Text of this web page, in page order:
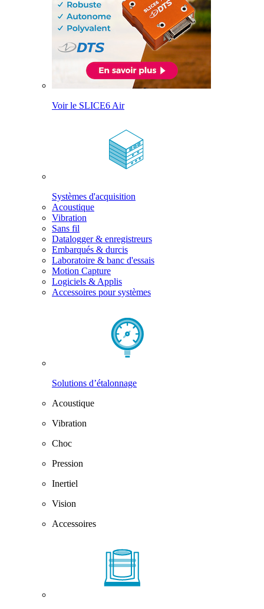
Voir le SLICE6 Air
Systèmes d'acquisition
Acoustique
Vibration
Sans fil
Datalogger & enregistreurs
Embarqués & durcis
Laboratoire & banc d'essais
Motion Capture
Logiciels & Applis
Accessoires pour systèmes
Solutions d’étalonnage
Acoustique
Vibration
Choc
Pression
Inertiel
Vision
Accessoires